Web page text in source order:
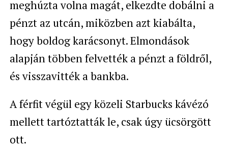
meghúzta volna magát, elkezdte dobálni a
pénzt az utcán, miközben azt kiabálta,
hogy boldog karácsonyt. Elmondások
alapján többen felvették a pénzt a földről,
és visszavitték a bankba.
A férfit végül egy közeli Starbucks kávézó
mellett tartóztatták le, csak úgy ücsörgött
ott.